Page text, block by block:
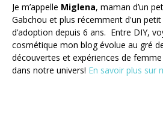
Je m’appelle Miglena, maman d’un
Gabchou et plus récemment d'un
d’adoption depuis 6 ans. Entre DIY,
cosmétique mon blog évolue au gré
découvertes et expériences de
dans notre univers! En savoir plus sur